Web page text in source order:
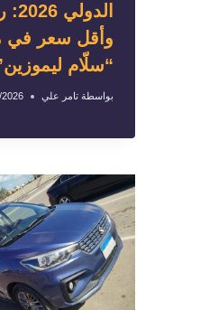
وأقل سعر في
“سلّام
بواسطة تامر علي 2026